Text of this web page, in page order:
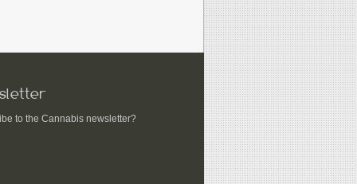
to the Cannabis newsletter?